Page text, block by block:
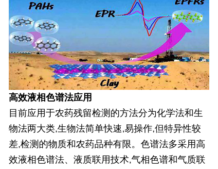
高效液相色谱法应用
目前应用于农药残留检测的方法分为化学法和生
物法两大类,生物法简单快速,易操作,但特异性较
差,检测的物质和农药品种有限。色谱法多采用高
效液相色谱法、液质联用技术,气相色谱和气质联